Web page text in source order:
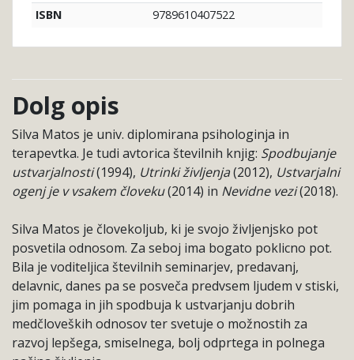
ISBN
9789610407522
Dolg opis
Silva Matos je univ. diplomirana psihologinja in
terapevtka. Je tudi avtorica številnih knjig: Spodbujanje
ustvarjalnosti(1994), Utrinki življenja(2012), Ustvarjalni
ogenj je v vsakem človeku(2014) in Nevidne vezi(2018).
Silva Matos je človekoljub, ki je svojo življenjsko pot
posvetila odnosom. Za seboj ima bogato poklicno pot.
Bila je voditeljica številnih seminarjev, predavanj,
delavnic, danes pa se posveča predvsem ljudem v stiski,
jim pomaga in jih spodbuja k ustvarjanju dobrih
medčloveških odnosov ter svetuje o možnostih za
razvoj lepšega, smiselnega, bolj odprtega in polnega